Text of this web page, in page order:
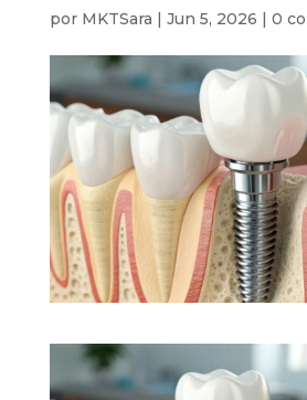
por MKTSara | Jun 5, 2026 | 0